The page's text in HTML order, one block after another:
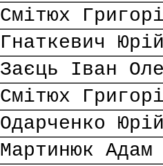
Смітюх
Гнаткевич
Заєць Іван
Смітюх
Одарченко
Мартинюк Адам